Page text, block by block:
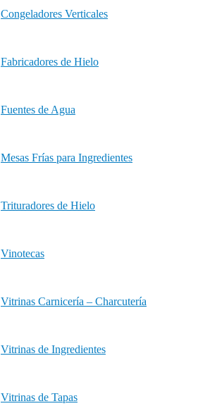
Congeladores Verticales
Fabricadores de Hielo
Fuentes de Agua
Mesas Frías para Ingredientes
Trituradores de Hielo
Vinotecas
Vitrinas Carnicería – Charcutería
Vitrinas de Ingredientes
Vitrinas de Tapas